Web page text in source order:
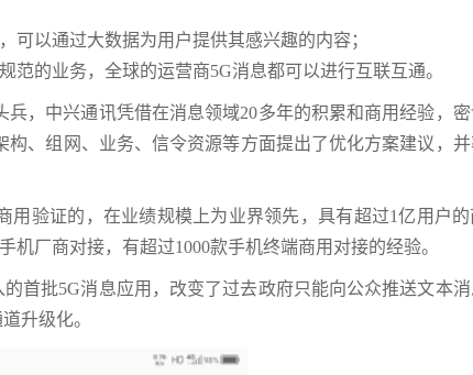
可以通过大数据为用户提供其感兴趣的内容；
范的业务，全球的运营商5G消息都可以进行互联互通。
，中兴通讯凭借在消息领域20多年的积累和商用经验，
、组网、业务、信令资源等方面提出了优化方案建议，
用验证的，在业绩规模上为业界领先，具有超过1亿用户
厂商对接，有超过1000款手机终端商用对接的经验。
首批5G消息应用，改变了过去政府只能向公众推送文本
升级化。